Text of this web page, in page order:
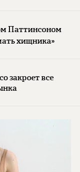
Паттинсоном
хищника»
закроет все